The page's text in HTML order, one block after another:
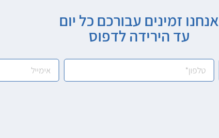
אנחנו זמינים עבורכם כל יום
עד הירידה לדפוס